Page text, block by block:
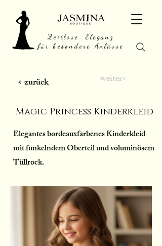
Zeitlose Eleganz
für besondere Anlässe
< zurück weiter>
Magic Princess Kinderkleid
Elegantes bordeauxfarbenes Kinderkleid
mit funkelndem Oberteil und voluminösem
Tüllrock.